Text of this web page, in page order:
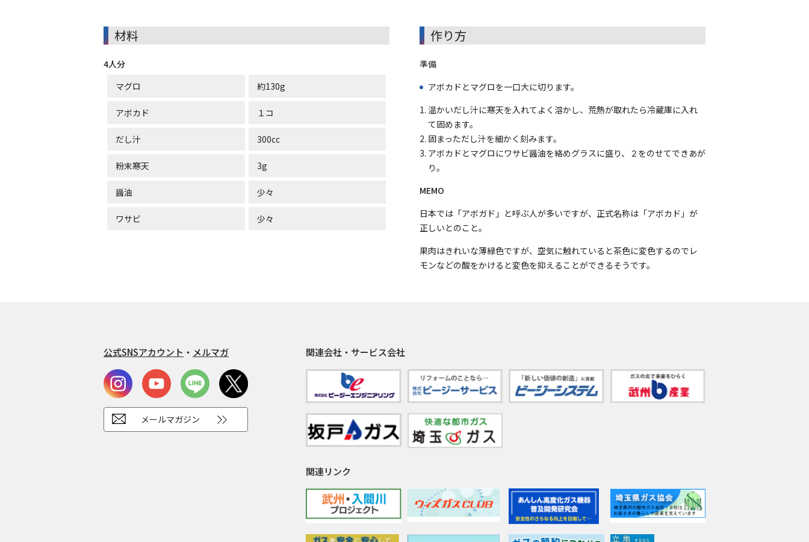
材料
4人分
マグロ
約130g
アボカド １コ
だし汁 300cc
粉末寒天 3g
醤油 少々
ワサビ 少々
作り方
準備
アボカドとマグロを一口大に切ります。
温かいだし汁に寒天を入れてよく溶かし、荒熱が取れたら冷蔵庫に入れ
て固めます。
固まっただし汁を細かく刻みます。
アボカドとマグロにワサビ醤油を絡めグラスに盛り、２をのせてできあが
り。
MEMO
日本では「アボガド」と呼ぶ人が多いですが、正式名称は「アボカド」が
正しいとのこと。
果肉はきれいな薄緑色ですが、空気に触れていると茶色に変色するのでレ
モンなどの酸をかけると変色を抑えることができるそうです。
公式SNSアカウント ・ メルマガ
メールマガジン
関連会社・サービス会社
関連リンク